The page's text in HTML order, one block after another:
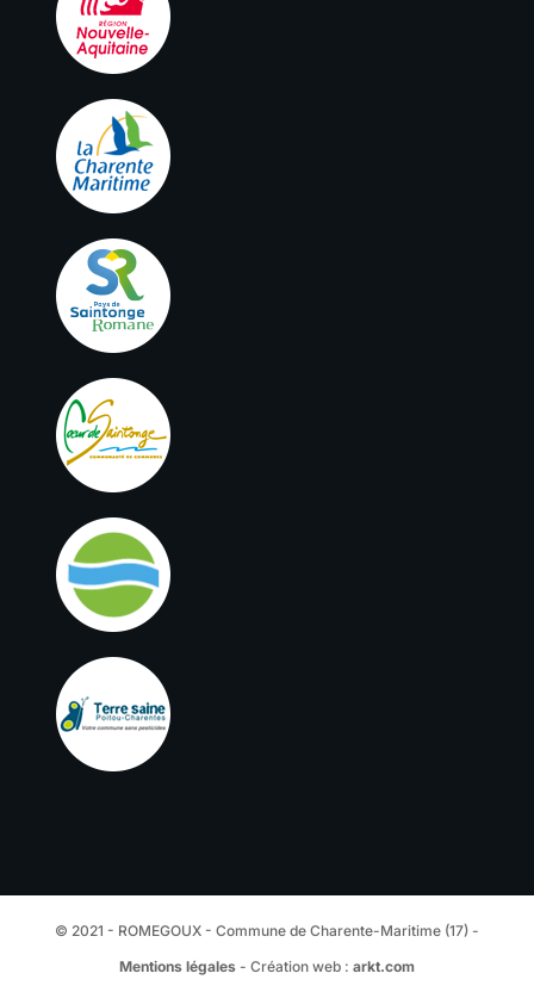
© 2021 - ROMEGOUX - Commune de Charente-Maritime (17) -
Mentions légales- Création web : arkt.com